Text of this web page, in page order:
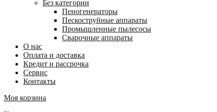
Без категории
Пеногенераторы
Пескоструйные аппараты
Промышленные пылесосы
Сварочные аппараты
О нас
Оплата и доставка
Кредит и рассрочка
Сервис
Контакты
Моя корзина